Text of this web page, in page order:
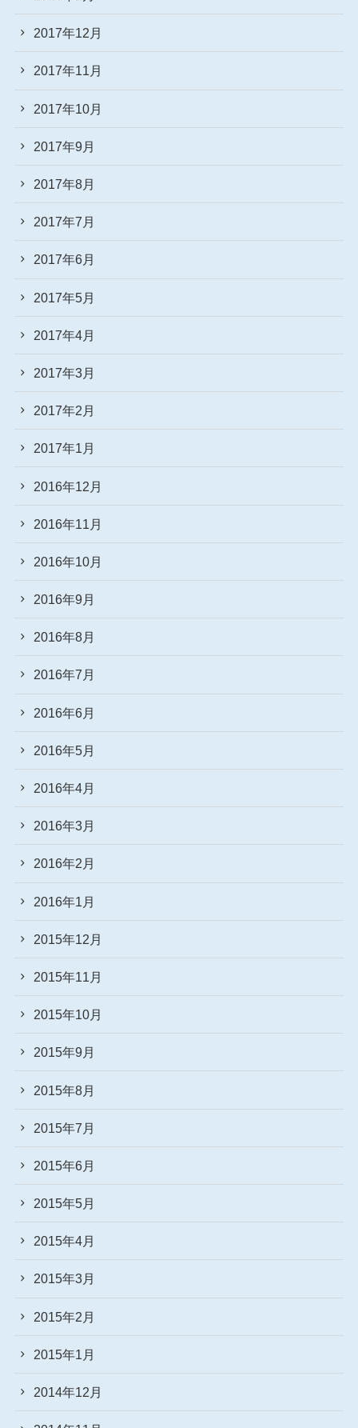
2017年12月
2017年11月
2017年10月
2017年9月
2017年8月
2017年7月
2017年6月
2017年5月
2017年4月
2017年3月
2017年2月
2017年1月
2016年12月
2016年11月
2016年10月
2016年9月
2016年8月
2016年7月
2016年6月
2016年5月
2016年4月
2016年3月
2016年2月
2016年1月
2015年12月
2015年11月
2015年10月
2015年9月
2015年8月
2015年7月
2015年6月
2015年5月
2015年4月
2015年3月
2015年2月
2015年1月
2014年12月